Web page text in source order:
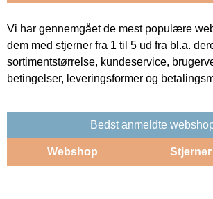
Vi har gennemgået de mest populære
dem med stjerner fra 1 til 5 ud fra bl.a.
sortimentstørrelse, kundeservice,
betingelser, leveringsformer og
Bedst anmeldte
Webshop Stjerner